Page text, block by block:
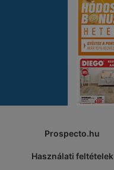
Prospecto.hu
Használati feltételek